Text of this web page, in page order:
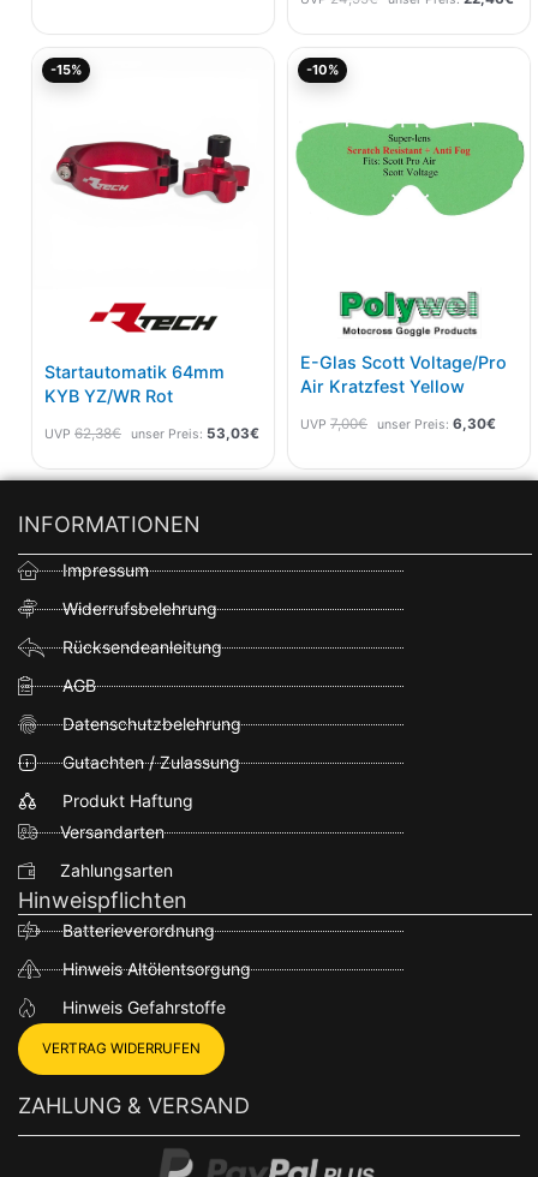
-15%
Startautomatik 64mm
KYB YZ/WR Rot
UVP 62,38€ unser Preis: 53,03€
Aktueller
-10%
E-Glas Scott Voltage/Pro
Air Kratzfest Yellow
UVP 7,00€ unser Preis: 6,30€
INFORMATIONEN
Impressum
Widerrufsbelehrung
Rücksendeanleitung
AGB
Datenschutzbelehrung
Gutachten / Zulassung
Produkt Haftung
Versandarten
Zahlungsarten
Hinweispflichten
Batterieverordnung
Hinweis Altölentsorgung
Hinweis Gefahrstoffe
VERTRAG WIDERRUFEN
ZAHLUNG & VERSAND